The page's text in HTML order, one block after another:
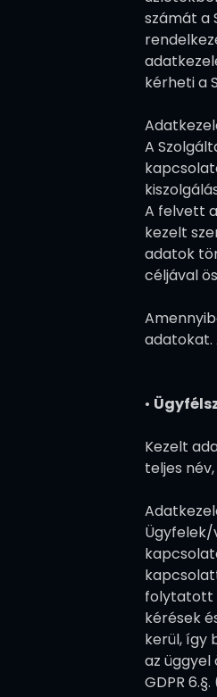
számát a
kérheti a
A
A felvett
kezelt
adatok
céljával
adatokat.
•
Kezelt
teljes
Ügyfelek/
folytatott
kérések
kerül, így
az üggyel
GDPR